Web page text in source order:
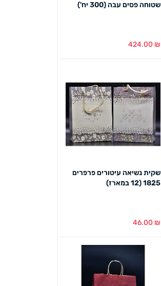
שטוחה פסים עבה (300 יח')
424.00 ₪
שקית נשיאה עיטורים פרפרים
1825 (12 במארז)
46.00 ₪